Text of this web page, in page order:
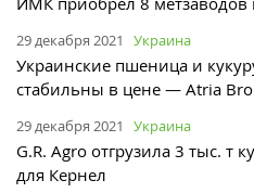
29 декабря 2021 Украина
Украинские пшеница и
стабильны в цене — Atria
29 декабря 2021 Украина
G.R. Agro отгрузила 3 тыс. т
для Кернел